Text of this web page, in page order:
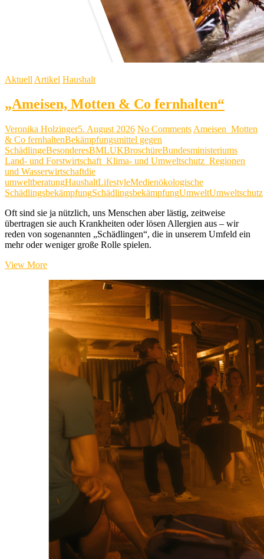
Aktuell Artikel Haushalt
„Ameisen, Motten & Co fernhalten“
Veronika Holzinger5. August 2026 No Comments Ameisen_Motten
& Co fernhaltenBekämpfungsmittel gegen
SchädlingeBesonderesBMLUKBroschüreBundesministeriums
Land- und Forstwirtschaft_Klima- und Umweltschutz_Regionen
und Wasserwirtschaftdie
umweltberatungHaushaltLifestyleMedienökologische
SchädlingsbekämpfungSchädlingsbekämpfungUmweltUmweltschutz
Oft sind sie ja nützlich, uns Menschen aber lästig, zeitweise
übertragen sie auch Krankheiten oder lösen Allergien aus – wir
reden von sogenannten „Schädlingen“, die in unserem Umfeld ein
mehr oder weniger große Rolle spielen.
View More„Ameisen,
&
Co
fernhalten“